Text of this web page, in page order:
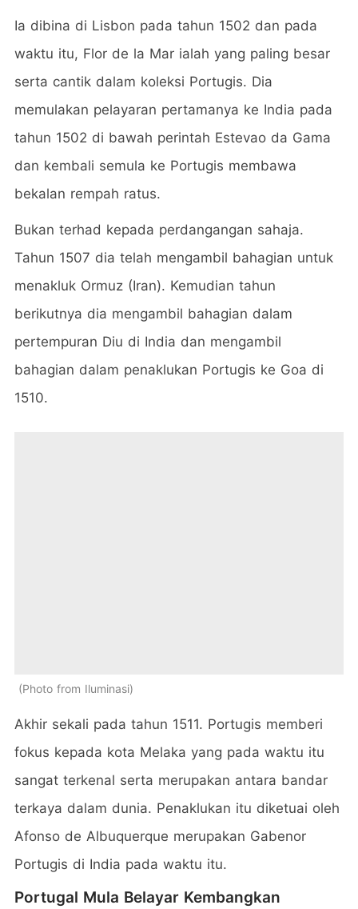
Ia dibina di Lisbon pada tahun 1502 dan pada
waktu itu, Flor de la Mar ialah yang paling besar
serta cantik dalam koleksi Portugis. Dia
memulakan pelayaran pertamanya ke India pada
tahun 1502 di bawah perintah Estevao da Gama
dan kembali semula ke Portugis membawa
bekalan rempah ratus.
Bukan terhad kepada perdangangan sahaja.
Tahun 1507 dia telah mengambil bahagian untuk
menakluk Ormuz (Iran). Kemudian tahun
berikutnya dia mengambil bahagian dalam
pertempuran Diu di India dan mengambil
bahagian dalam penaklukan Portugis ke Goa di
1510.
Photo from Iluminasi
Akhir sekali pada tahun 1511. Portugis memberi
fokus kepada kota Melaka yang pada waktu itu
sangat terkenal serta merupakan antara bandar
terkaya dalam dunia. Penaklukan itu diketuai oleh
Afonso de Albuquerque merupakan Gabenor
Portugis di India pada waktu itu.
Portugal Mula Belayar Kembangkan